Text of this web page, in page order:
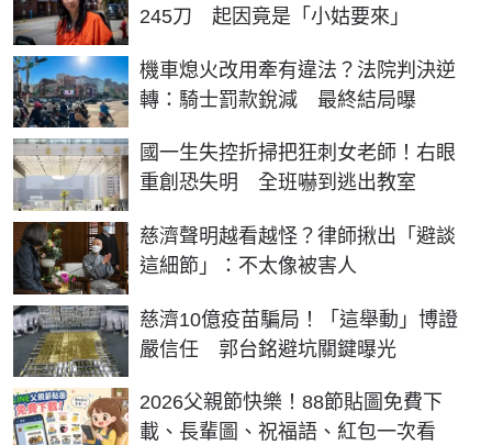
245刀 起因竟是「小姑要來」
機車熄火改用牽有違法？法院判決逆
轉：騎士罰款銳減 最終結局曝
國一生失控折掃把狂刺女老師！右眼
重創恐失明 全班嚇到逃出教室
慈濟聲明越看越怪？律師揪出「避談
這細節」：不太像被害人
慈濟10億疫苗騙局！「這舉動」博證
嚴信任 郭台銘避坑關鍵曝光
2026父親節快樂！88節貼圖免費下
載、長輩圖、祝福語、紅包一次看